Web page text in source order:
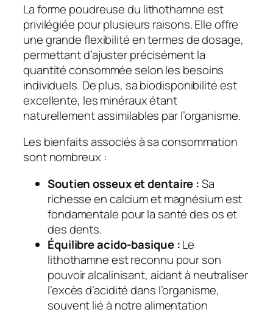
La forme poudreuse du lithothamne est
privilégiée pour plusieurs raisons. Elle offre
une grande flexibilité en termes de dosage,
permettant d’ajuster précisément la
quantité consommée selon les besoins
individuels. De plus, sa biodisponibilité est
excellente, les minéraux étant
naturellement assimilables par l’organisme.
Les bienfaits associés à sa consommation
sont nombreux :
Soutien osseux et dentaire :Sa
richesse en calcium et magnésium est
fondamentale pour la santé des os et
des dents.
Équilibre acido-basique :Le
lithothamne est reconnu pour son
pouvoir alcalinisant, aidant à neutraliser
l’excès d’acidité dans l’organisme,
souvent lié à notre alimentation